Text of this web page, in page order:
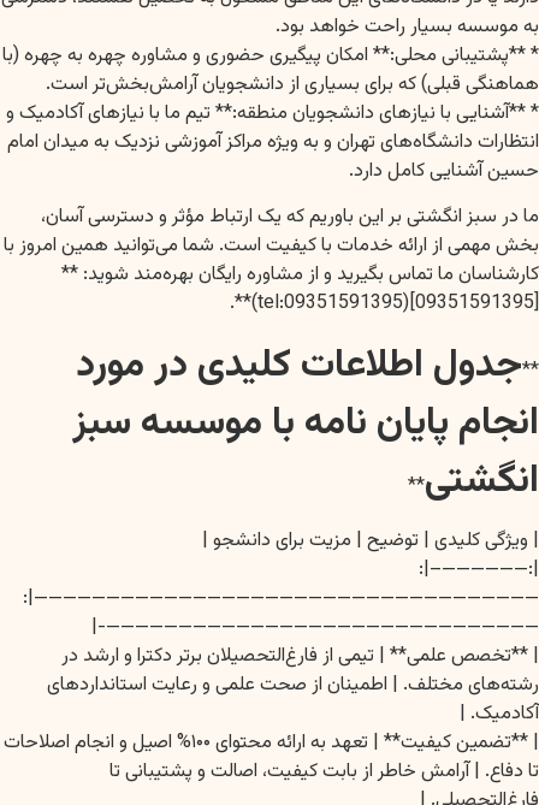
به موسسه بسیار راحت خواهد بود.
* **پشتیبانی محلی:** امکان پیگیری حضوری و مشاوره چهره به چهره (با
هماهنگی قبلی) که برای بسیاری از دانشجویان آرامش‌بخش‌تر است.
* **آشنایی با نیازهای دانشجویان منطقه:** تیم ما با نیازهای آکادمیک و
انتظارات دانشگاه‌های تهران و به ویژه مراکز آموزشی نزدیک به میدان امام
حسین آشنایی کامل دارد.
ما در سبز انگشتی بر این باوریم که یک ارتباط مؤثر و دسترسی آسان،
بخش مهمی از ارائه خدمات با کیفیت است. شما می‌توانید همین امروز با
کارشناسان ما تماس بگیرید و از مشاوره رایگان بهره‌مند شوید: **
[09351591395](tel:09351591395)**.
**جدول اطلاعات کلیدی در مورد
انجام پایان نامه با موسسه سبز
انگشتی**
| ویژگی کلیدی | توضیح | مزیت برای دانشجو |
|:——————–|:
———————————————————————————————————|:
——————————————————————————————-|
| **تخصص علمی** | تیمی از فارغ‌التحصیلان برتر دکترا و ارشد در
رشته‌های مختلف. | اطمینان از صحت علمی و رعایت استانداردهای
آکادمیک. |
| **تضمین کیفیت** | تعهد به ارائه محتوای ۱۰۰% اصیل و انجام اصلاحات
تا دفاع. | آرامش خاطر از بابت کیفیت، اصالت و پشتیبانی تا